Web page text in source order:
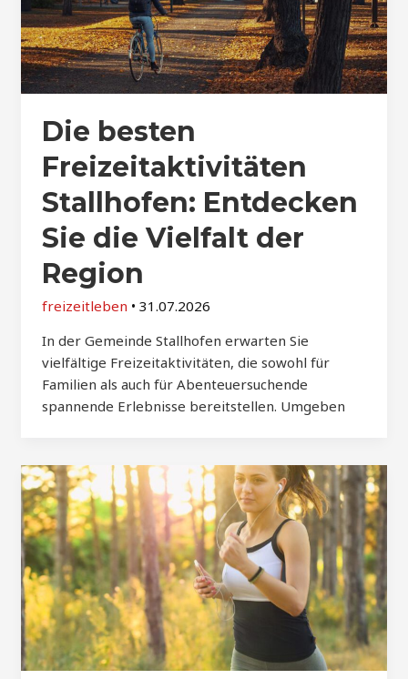
Die besten
Freizeitaktivitäten
Stallhofen: Entdecken
Sie die Vielfalt der
Region
freizeitleben • 31.07.2026
In der Gemeinde Stallhofen erwarten Sie
vielfältige Freizeitaktivitäten, die sowohl für
Familien als auch für Abenteuersuchende
spannende Erlebnisse bereitstellen. Umgeben